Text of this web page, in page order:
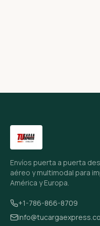
Envíos puerta a puerta
aéreo y multimodal para
América y Europa.
+1-786-866-8709